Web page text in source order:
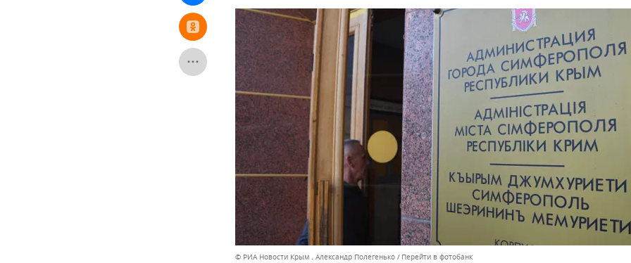
© РИА Новости Крым . Александр Полегенько Перейти в фотобанк